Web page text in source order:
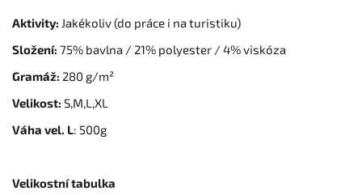
Aktivity: Jakékoliv (do práce i na turistiku)
Složení: 75% bavlna / 21% polyester / 4% viskóza
Gramáž: 280 g/m²
Velikost: S,M,L,XL
Váha vel. L: 500g
Velikostní tabulka